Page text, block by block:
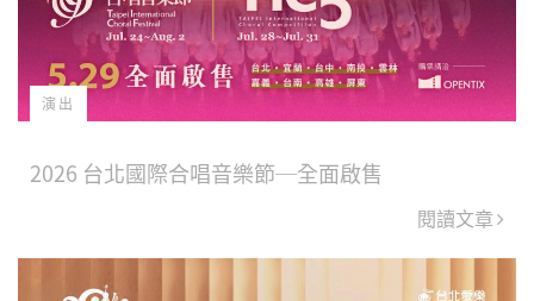
演出
2026 台北國際合唱音樂節─全面啟售
閱讀文章